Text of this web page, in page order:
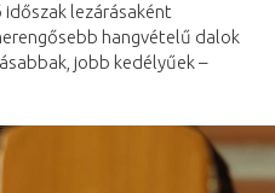
lezárásaként
hangvételű dalok
jobb kedélyűek –